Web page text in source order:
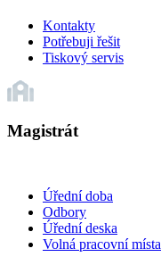
Kontakty
Potřebuji řešit
Tiskový servis
Magistrát
Úřední doba
Odbory
Úřední deska
Volná pracovní místa